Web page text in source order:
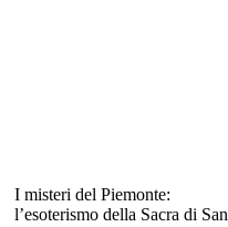
I misteri del Piemonte:
l’esoterismo della Sacra di San